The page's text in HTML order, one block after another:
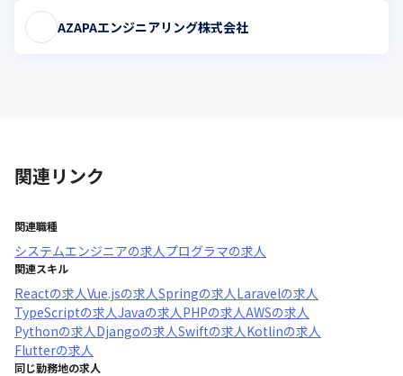
AZAPAエンジニアリング株式会社
関連リンク
関連職種
システムエンジニアの求人プログラマの求人
関連スキル
Reactの求人Vue.jsの求人Springの求人Laravelの求人
TypeScriptの求人Javaの求人PHPの求人AWSの求人
Pythonの求人Djangoの求人Swiftの求人Kotlinの求人
Flutterの求人
同じ勤務地の求人